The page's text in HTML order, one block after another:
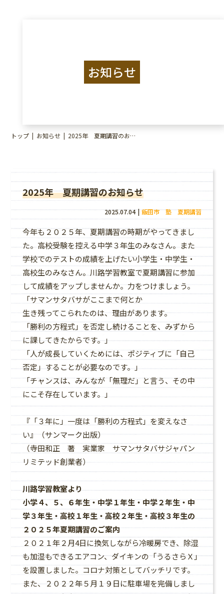
お知らせ
トップ お知らせ
2025年 夏期講習のお知
2025年 夏期講習のお知らせ
2025.07.04 飯田市 塾 夏期講習
今年も２０２５年、夏期講習の時期がやってきまし
た。高校受験を控える中学３年生のみなさん。また
学校でのテストの成績を上げたい小学生・中学生・
高校生のみなさん。川路学習教室で夏期講習に参加
して成績をアップしませんか。力をつけましょう。
「サマンサタバサがここまで何とか
生き残ってこられたのは、理由があります。
「勝利の方程式」を否定し続けることを、みずから
に課してきたからです。」
「人が成長していくためには、ポジティブに「自己
否定」することが必要なのです。」
「チャンスは、みんなが「無理だ」と言う、その中
にこそ存在しています。」
『「３年に」一度は「勝利の方程式」を変えなさ
い』（サンマーク出版）
（寺田和正 著 実業家 サマンサタバサジャパン
リミテッド創業者）
川路学習教室より
小学４、５、６年生・中学１年生・中学２年生・中
学３年生・高校１年生・高校２年生・高校３年生の
２０２５年夏期講習のご案内
２０２１年２月4日に換気しながら冷暖房でき、除湿
も加湿もできるエアコン、ダイキンの「うるさらＸ」
を設置しました。コロナ対策としてバッチリです。
また、２０２２年５月１９日に駐車場を完備しまし